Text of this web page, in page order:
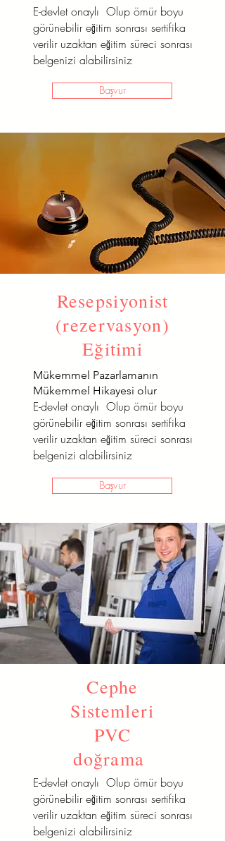
E-devlet onaylı Olup ömür boyu
görünebilir eğitim sonrası sertifika
verilir uzaktan eğitim süreci sonrası
belgenizi alabilirsiniz
Başvur
Resepsiyonist
(rezervasyon)
Eğitimi
Mükemmel Pazarlamanın
Mükemmel Hikayesi olur
E-devlet onaylı Olup ömür boyu
görünebilir eğitim sonrası sertifika
verilir uzaktan eğitim süreci sonrası
belgenizi alabilirsiniz
Başvur
Cephe
Sistemleri
PVC
doğrama
E-devlet onaylı Olup ömür boyu
görünebilir eğitim sonrası sertifika
verilir uzaktan eğitim süreci sonrası
belgenizi alabilirsiniz